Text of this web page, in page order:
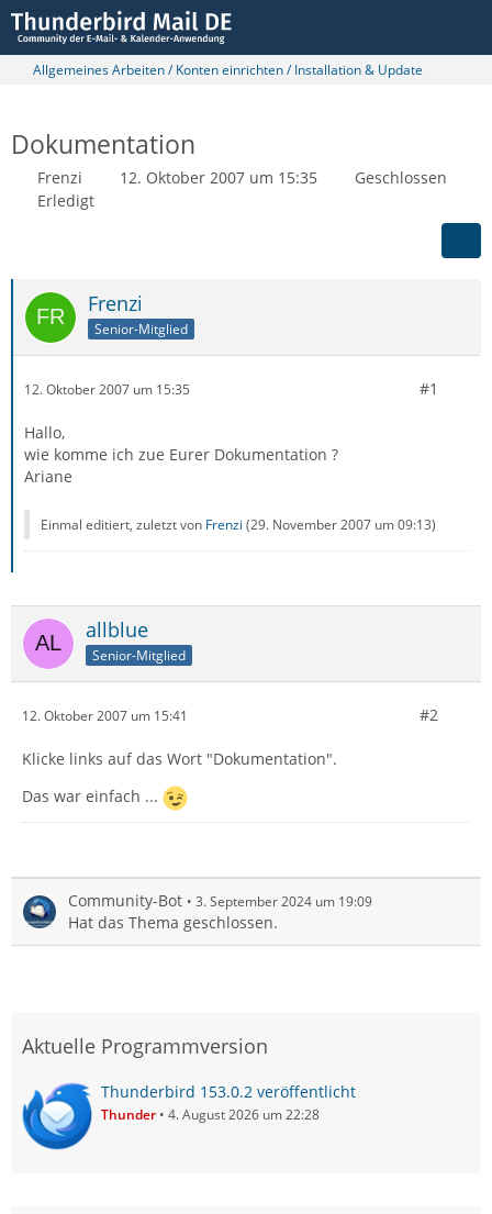
Allgemeines Arbeiten / Konten einrichten / Installation & Update
Dokumentation
Frenzi 12. Oktober 2007 um 15:35
Geschlossen
Erledigt
Frenzi
Senior-Mitglied
12. Oktober 2007 um 15:35 #1
Hallo,
wie komme ich zue Eurer Dokumentation ?
Ariane
Einmal editiert, zuletzt von Frenzi (29. November 2007 um 09:13)
allblue
Senior-Mitglied
12. Oktober 2007 um 15:41 #2
Klicke links auf das Wort "Dokumentation".
Das war einfach ...
Community-Bot 3. September 2024 um 19:09
Hat das Thema geschlossen.
Aktuelle Programmversion
Thunderbird 153.0.2 veröffentlicht
Thunder 4. August 2026 um 22:28